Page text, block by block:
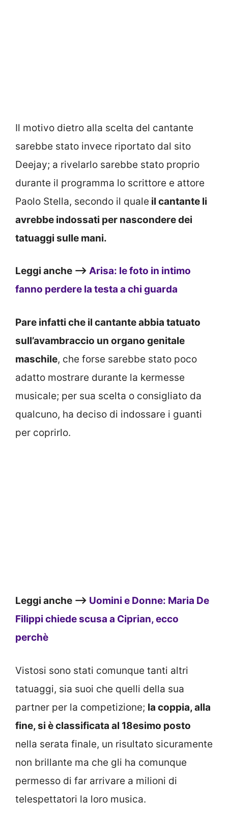
Il motivo dietro alla scelta del cantante
sarebbe stato invece riportato dal sito
Deejay; a rivelarlo sarebbe stato proprio
durante il programma lo scrittore e attore
Paolo Stella, secondo il quale il cantante li
avrebbe indossati per nascondere dei
tatuaggi sulle mani.
Leggi anche –> Arisa: le foto in intimo
fanno perdere la testa a chi guarda
Pare infatti che il cantante abbia tatuato
sull’avambraccio un organo genitale
maschile, che forse sarebbe stato poco
adatto mostrare durante la kermesse
musicale; per sua scelta o consigliato da
qualcuno, ha deciso di indossare i guanti
per coprirlo.
Leggi anche –> Uomini e Donne: Maria De
Filippi chiede scusa a Ciprian, ecco
perchè
Vistosi sono stati comunque tanti altri
tatuaggi, sia suoi che quelli della sua
partner per la competizione; la coppia, alla
fine, si è classificata al 18esimo posto
nella serata finale, un risultato sicuramente
non brillante ma che gli ha comunque
permesso di far arrivare a milioni di
telespettatori la loro musica.